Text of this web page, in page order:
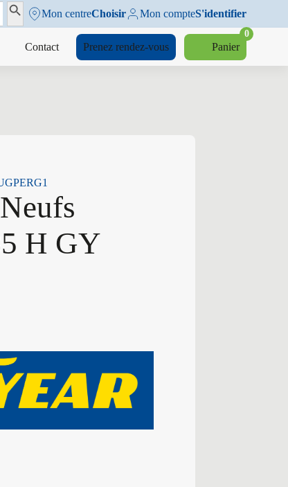
Search ButtonMon centreChoisir Mon compteS'identifier
Contact Prenez rendez-vous Panier
0
H GY